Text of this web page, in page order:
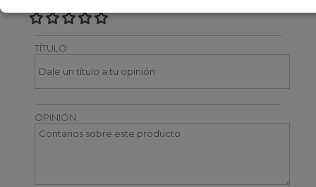
TÍTULO
OPINIÓN